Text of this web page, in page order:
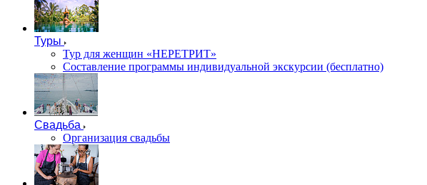
Туры
Тур для женщин «НЕРЕТРИТ»
Составление программы индивидуальной экскурсии (бесплатно)
Свадьба
Организация свадьбы